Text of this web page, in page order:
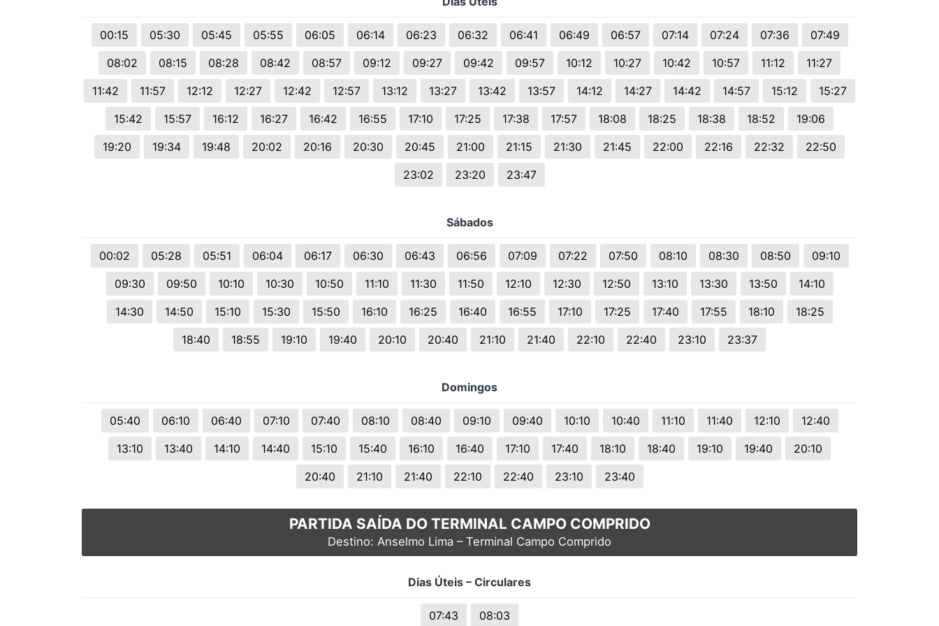
00:15 05:30 05:45 05:55 06:05 06:14 06:23 06:32 06:41 06:49 06:57 07:14 07:24 07:36
07:49
08:02
08:15 08:28 08:42 08:57 09:12 09:27 09:42 09:57 10:12 10:27 10:42 10:57 11:12
11:27
11:42
11:57 12:12 12:27 12:42 12:57 13:12 13:27 13:42 13:57 14:12 14:27 14:42 14:57 15:12
15:27
15:42
15:57 16:12 16:27 16:42 16:55 17:10 17:25 17:38 17:57 18:08 18:25 18:38 18:52
19:06
19:20
19:34 19:48 20:02 20:16 20:30 20:45 21:00 21:15 21:30 21:45 22:00 22:16 22:32
22:50
23:02
23:20 23:47
Sábados
00:02 05:28 05:51 06:04 06:17 06:30 06:43 06:56 07:09 07:22 07:50 08:10 08:30 08:50
09:10
09:30
09:50 10:10 10:30 10:50 11:10 11:30 11:50 12:10 12:30 12:50 13:10 13:30 13:50
14:10
14:30
14:50 15:10 15:30 15:50 16:10 16:25 16:40 16:55 17:10 17:25 17:40 17:55 18:10
18:25
18:40
18:55 19:10 19:40 20:10 20:40 21:10 21:40 22:10 22:40 23:10 23:37
Domingos
05:40 06:10 06:40 07:10 07:40 08:10 08:40 09:10 09:40 10:10 10:40 11:10 11:40 12:10
12:40
13:10
13:40 14:10 14:40 15:10 15:40 16:10 16:40 17:10 17:40 18:10 18:40 19:10 19:40
20:10
20:40
21:10 21:40 22:10 22:40 23:10 23:40
PARTIDA SAÍDA DO TERMINAL CAMPO COMPRIDO
Destino: Anselmo Lima – Terminal Campo Comprido
Dias Úteis – Circulares
07:43 08:03